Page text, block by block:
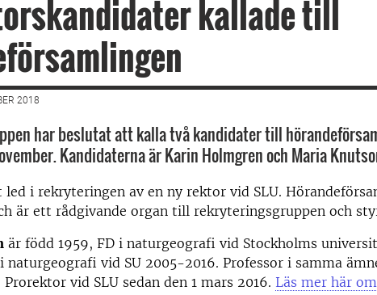
kallade till
2018
har beslutat att kalla två kandidater till
Kandidaterna är Karin Holmgren och Maria
led i rekryteringen av en ny rektor vid SLU.
är ett rådgivande organ till rekryteringsgruppen och
är född 1959, FD i naturgeografi vid Stockholms
naturgeografi vid SU 2005-2016. Professor i samma
Prorektor vid SLU sedan den 1 mars 2016. Läs mer här